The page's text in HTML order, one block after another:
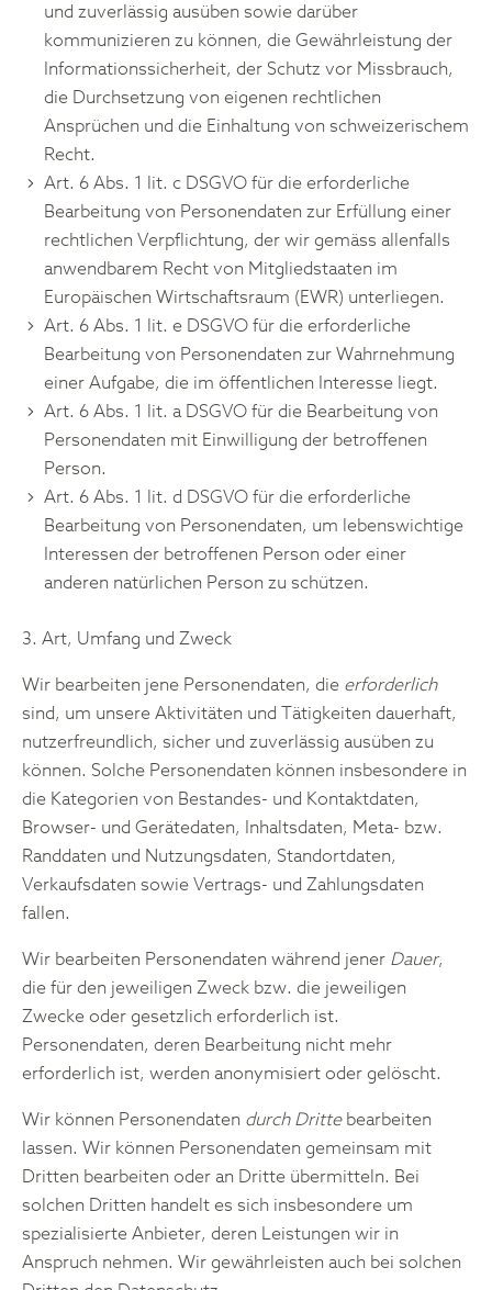
und zuverlässig ausüben sowie darüber
kommunizieren zu können, die Gewährleistung der
Informationssicherheit, der Schutz vor Missbrauch,
die Durchsetzung von eigenen rechtlichen
Ansprüchen und die Einhaltung von schweizerischem
Recht.
Art. 6 Abs. 1 lit. c DSGVO für die erforderliche
Bearbeitung von Personendaten zur Erfüllung einer
rechtlichen Verpflichtung, der wir gemäss allenfalls
anwendbarem Recht von Mitgliedstaaten im
Europäischen Wirtschaftsraum (EWR) unterliegen.
Art. 6 Abs. 1 lit. e DSGVO für die erforderliche
Bearbeitung von Personendaten zur Wahrnehmung
einer Aufgabe, die im öffentlichen Interesse liegt.
Art. 6 Abs. 1 lit. a DSGVO für die Bearbeitung von
Personendaten mit Einwilligung der betroffenen
Person.
Art. 6 Abs. 1 lit. d DSGVO für die erforderliche
Bearbeitung von Personendaten, um lebenswichtige
Interessen der betroffenen Person oder einer
anderen natürlichen Person zu schützen.
3. Art, Umfang und Zweck
Wir bearbeiten jene Personendaten, die erforderlich
sind, um unsere Aktivitäten und Tätigkeiten dauerhaft,
nutzerfreundlich, sicher und zuverlässig ausüben zu
können. Solche Personendaten können insbesondere in
die Kategorien von Bestandes- und Kontaktdaten,
Browser- und Gerätedaten, Inhaltsdaten, Meta- bzw.
Randdaten und Nutzungsdaten, Standortdaten,
Verkaufsdaten sowie Vertrags- und Zahlungsdaten
fallen.
Wir bearbeiten Personendaten während jener Dauer,
die für den jeweiligen Zweck bzw. die jeweiligen
Zwecke oder gesetzlich erforderlich ist.
Personendaten, deren Bearbeitung nicht mehr
erforderlich ist, werden anonymisiert oder gelöscht.
Wir können Personendaten durch Drittebearbeiten
lassen. Wir können Personendaten gemeinsam mit
Dritten bearbeiten oder an Dritte übermitteln. Bei
solchen Dritten handelt es sich insbesondere um
spezialisierte Anbieter, deren Leistungen wir in
Anspruch nehmen. Wir gewährleisten auch bei solchen